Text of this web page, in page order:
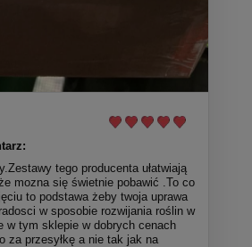
tego producenta ułatwiają
mozna się świetnie pobawić .To co
to podstawa żeby twoja uprawa
w sposobie rozwijania roślin w
w tym sklepie w dobrych cenach
za przesyłkę a nie tak jak na